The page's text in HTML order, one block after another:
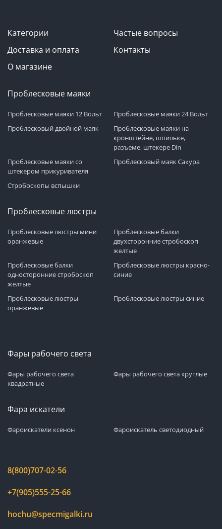
Категории
Частые вопросы
Доставка и оплата
Контакты
О магазине
Проблесковые маяки
Проблесковые маяки 12 Вольт
Проблесковые маяки 24 Вольт
Проблесковый двойной маяк
Проблесковые маяки на
кронштейне, шпильке,
разъеме, штекере Din
Проблесковые маяки со
штекером прикуривателя
Проблесковый маяк Сакура
Стробоскопы вспышки
Проблесковые люстры
Проблесковые люстры мини
оранжевые
Проблесковые балки
двухсторонние стробоскоп
желтые
Проблесковые балки
односторонние стробоскоп
желтые
Проблесковые люстры красно-
синие
Проблесковые люстры
оранжевые
Проблесковые люстры синие
Фары рабочего света
Фары рабочего света
квадратные
Фары рабочего света круглые
Фара искатели
Фароискатели ксенон Фароискатель светодиодный
8(800)707-02-56
+7(905)555-25-66
hochu@specmigalki.ru